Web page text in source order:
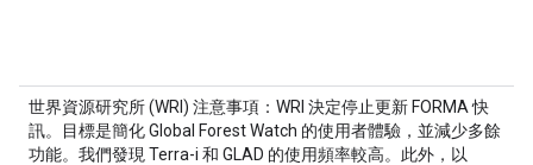
世界資源研究所 (WRI) 注意事項：WRI 決定停止更新 FORMA 快
訊。目標是簡化 Global Forest Watch 的使用者體驗，並減少多餘
功能。我們發現 Terra-i 和 GLAD 的使用頻率較高。此外，以